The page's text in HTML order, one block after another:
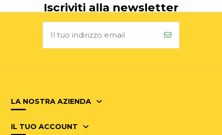
Iscriviti alla newsletter
LA NOSTRA AZIENDA
IL TUO ACCOUNT